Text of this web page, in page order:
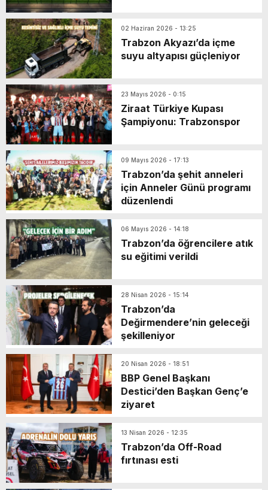
02 Haziran 2026 - 13:25
Trabzon Akyazı’da içme
suyu altyapısı güçleniyor
23 Mayıs 2026 - 0:15
Ziraat Türkiye Kupası
Şampiyonu: Trabzonspor
09 Mayıs 2026 - 17:13
Trabzon’da şehit anneleri
için Anneler Günü programı
düzenlendi
06 Mayıs 2026 - 14:18
Trabzon’da öğrencilere atık
su eğitimi verildi
28 Nisan 2026 - 15:14
Trabzon’da
Değirmendere’nin geleceği
şekilleniyor
20 Nisan 2026 - 18:51
BBP Genel Başkanı
Destici’den Başkan Genç’e
ziyaret
13 Nisan 2026 - 12:35
Trabzon’da Off-Road
fırtınası esti